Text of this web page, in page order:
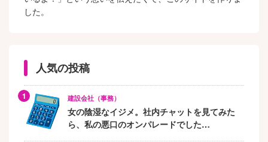
した。
人気の投稿
建設会社（事務）
女の陰湿なイジメ。社内チャットを見てみた
ら、私の悪口のオンパレードでした…